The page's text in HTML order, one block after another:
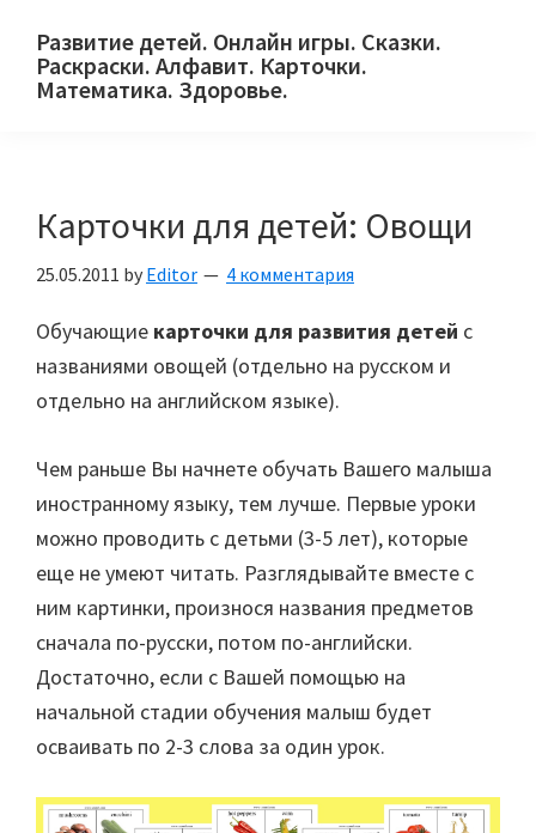
primary
main
primary
Развитие детей. Онлайн игры. Сказки.
Раскраски. Алфавит. Карточки.
Математика. Здоровье.
и
родителей.
Карточки для детей: Овощи
25.05.2011 by Editor 4 комментария
Обучающие карточки для развития детей с
названиями овощей (отдельно на русском и
отдельно на английском языке).
Чем раньше Вы начнете обучать Вашего малыша
иностранному языку, тем лучше. Первые уроки
можно проводить с детьми (3-5 лет), которые
еще не умеют читать. Разглядывайте вместе с
ним картинки, произнося названия предметов
сначала по-русски, потом по-английски.
Достаточно, если с Вашей помощью на
начальной стадии обучения малыш будет
осваивать по 2-3 слова за один урок.